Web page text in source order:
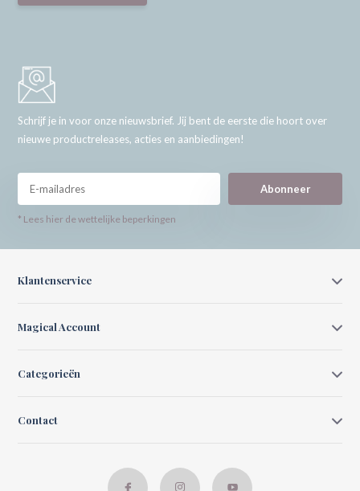
Schrijf je in voor onze nieuwsbrief. Jij bent de eerste die hoort over
nieuwe productreleases, acties en aanbiedingen!
Abonneer
* Lees hier de wettelijke beperkingen
Klantenservice
Magical Account
Categorieën
Contact